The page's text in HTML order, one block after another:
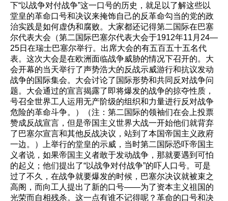
下“以战争对付战争”这一口号的历史，就足以了解这些以
堂皇的革命口号和决议来掩饰自己的反革命勾当的党的政
治实践是如何虚伪和腐败。大家都还记得第二国际在巴塞
尔代表大会（第二国际巴塞尔代表大会于1912年11月24—
25日在瑞士巴塞尔举行。出席大会的有五百五十五名代
表。这次大会是在欧洲面临战争威胁的情况下召开的。大
会开幕的当天举行了声势浩大的反战示威游行和抗议发动
战争的国际集会。大会讨论了国际形势和共同反对战争问
题。大会通过的宣言揭露了即将爆发的战争的掠夺性质，
号召全世界工人运用无产阶级的组织和力量进行反对战争
危险的革命斗争。）（注：第二国际的领袖们在会上投票
赞成反战宣言，但是帝国主义世界大战一开始他们就背弃
了巴塞尔宣言和其他反战决议，站到了本国帝国主义政府
一边。）上举行的堂皇的示威，当时第二国际恐吓帝国主
义者说，如果帝国主义者敢于发动战争，那就要遇到可怕
的起义；他们提出了“以战争对付战争”的吓人口号。可是
过了不久，在战争就要爆发的时候，巴塞尔决议就被束之
高阁，而向工人提出了新的口号——为了资本主义祖国的
光荣而自相残杀。这一点有谁不记得呢？革命的口号和决